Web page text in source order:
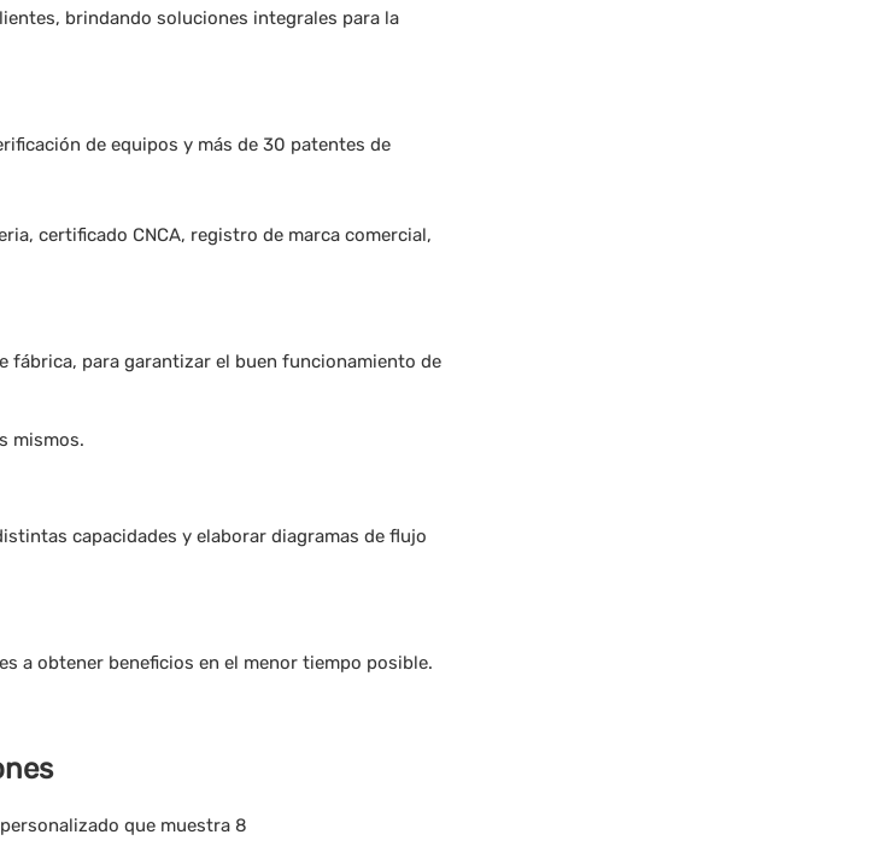
brindando soluciones integrales para la
de equipos y más de 30 patentes de
certificado CNCA, registro de marca comercial,
fábrica, para garantizar el buen funcionamiento de
mismos.
capacidades y elaborar diagramas de flujo
a obtener beneficios en el menor tiempo posible.